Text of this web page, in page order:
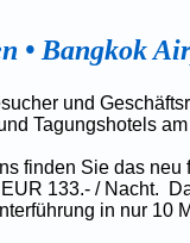
• Bangkok
und
Tagungshotels
finden Sie das
133.- / Nacht.
in nur 10